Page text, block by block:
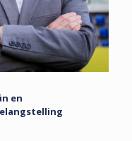
en